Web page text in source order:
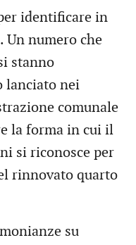
identificare in
Un numero che
stanno
lanciato nei
comunale
la forma in cui il
si riconosce per
rinnovato quarto
su